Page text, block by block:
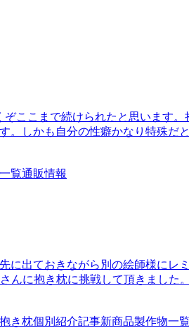
ここまで続けられたと思います
。しかも自分の性癖かなり特殊だ
覧通販情報
に出ておきながら別の絵師様にレ
んに抱き枕に挑戦して頂きました
抱き枕個別紹介記事新商品製作物一覧